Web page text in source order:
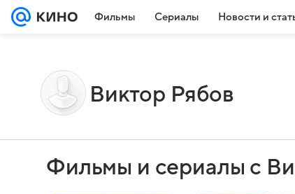
Фильмы Сериалы Новости и
Виктор Рябов
Фильмы и сериалы с